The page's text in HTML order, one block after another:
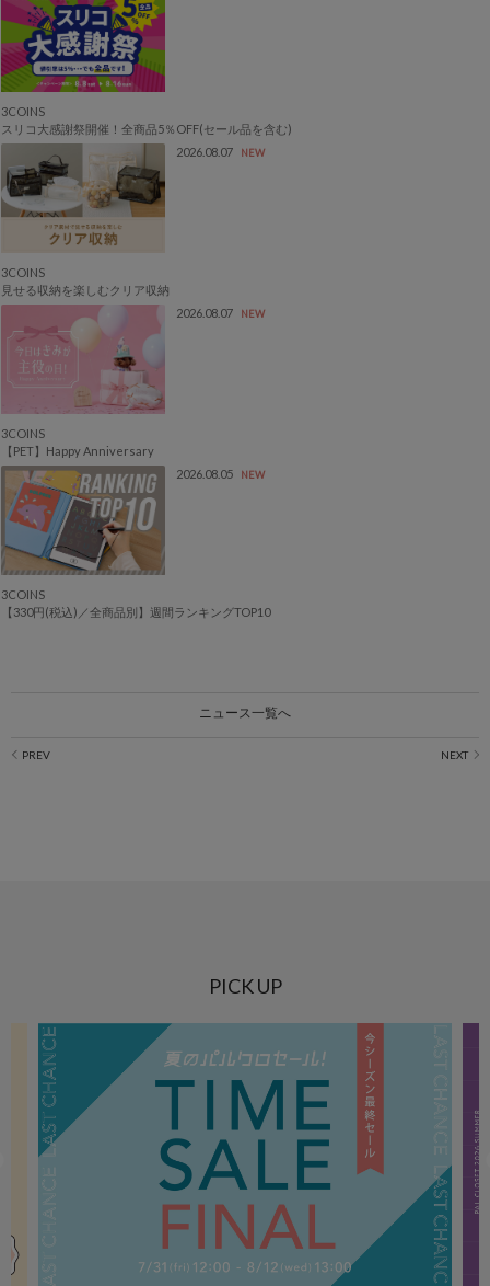
3COINS
スリコ大感謝祭開催！全商品5％OFF(セール品を含む)
2026.08.07
NEW
3COINS
見せる収納を楽しむクリア収納
2026.08.07
NEW
3COINS
【PET】Happy Anniversary
2026.08.05
NEW
3COINS
【330円(税込)／全商品別】週間ランキングTOP10
ニュース一覧へ
PICK UP